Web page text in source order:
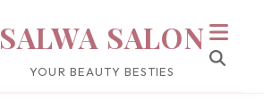
SALWA SALON
YOUR BEAUTY BESTIES